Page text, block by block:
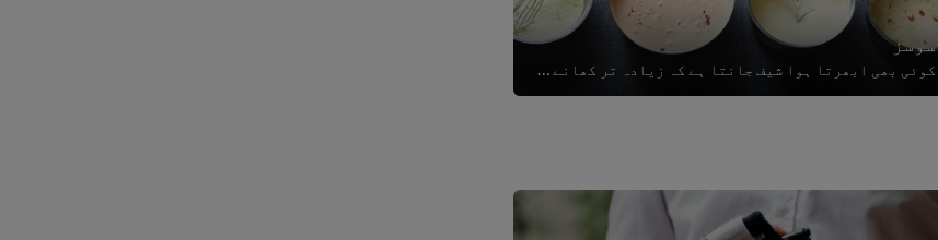
سوسز
کوئی بھی ابھرتا ہوا شیف جانتا ہے کہ زیادہ تر کھانے بہترین سوس کے بغیر مکمل نہیں ہوتے۔ ان کی سیکڑوں اقسام ہیں، لیکن یہ ویڈیوز آپ...